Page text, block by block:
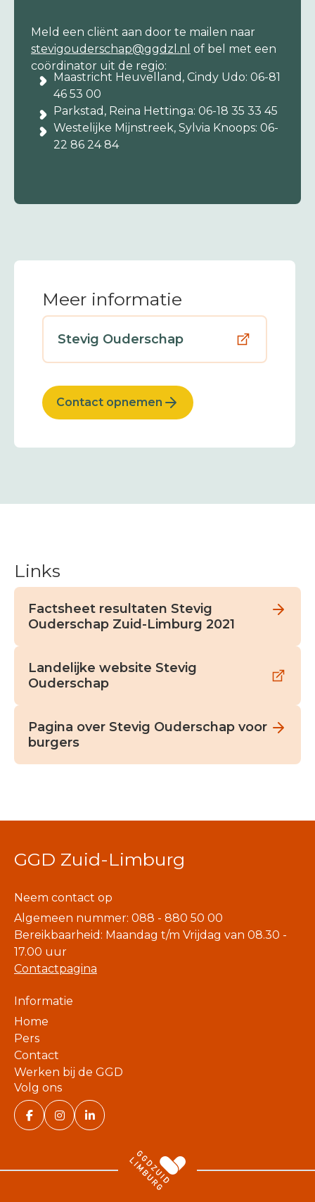
Meld een cliënt aan door te mailen naar
stevigouderschap@ggdzl.nl of bel met een
coördinator uit de regio:
Maastricht Heuvelland, Cindy Udo: 06-81
46 53 00
Parkstad, Reina Hettinga: 06-18 35 33 45
Westelijke Mijnstreek, Sylvia Knoops: 06-
22 86 24 84
Meer informatie
Stevig Ouderschap
Contact opnemen
Links
Factsheet resultaten Stevig
Ouderschap Zuid-Limburg 2021
Landelijke website Stevig
Ouderschap
Pagina over Stevig Ouderschap voor
burgers
GGD Zuid-Limburg
Neem contact op
Algemeen nummer: 088 - 880 50 00
Bereikbaarheid: Maandag t/m Vrijdag van 08.30 -
17.00 uur
Contactpagina
Informatie
Home
Pers
Contact
Werken bij de GGD
Volg ons